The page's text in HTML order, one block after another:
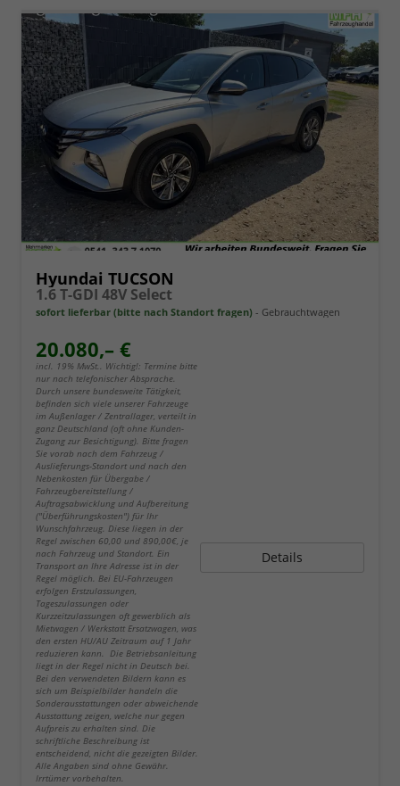
Hyundai TUCSON
1.6 T-GDI 48V Select
sofort lieferbar (bitte nach Standort fragen) Gebrauchtwagen
20.080,– €
incl. 19% MwSt.. Wichtig!: Termine bitte
nur nach telefonischer Absprache.
Durch unsere bundesweite Tätigkeit,
befinden sich viele unserer Fahrzeuge
im Außenlager / Zentrallager, verteilt in
ganz Deutschland (oft ohne Kunden-
Zugang zur Besichtigung). Bitte fragen
Sie vorab nach dem Fahrzeug /
Auslieferungs-Standort und nach den
Nebenkosten für Übergabe /
Fahrzeugbereitstellung /
Auftragsabwicklung und Aufbereitung
("Überführungskosten") für Ihr
Wunschfahrzeug. Diese liegen in der
Regel zwischen 60,00 und 890,00€, je
nach Fahrzeug und Standort. Ein
Transport an Ihre Adresse ist in der
Regel möglich. Bei EU-Fahrzeugen
erfolgen Erstzulassungen,
Tageszulassungen oder
Kurzzeitzulassungen oft gewerblich als
Mietwagen / Werkstatt Ersatzwagen, was
den ersten HU/AU Zeitraum auf 1 Jahr
reduzieren kann. Die Betriebsanleitung
liegt in der Regel nicht in Deutsch bei.
Bei den verwendeten Bildern kann es
sich um Beispielbilder handeln die
Sonderausstattungen oder abweichende
Ausstattung zeigen, welche nur gegen
Aufpreis zu erhalten sind. Die
schriftliche Beschreibung ist
entscheidend, nicht die gezeigten Bilder.
Alle Angaben sind ohne Gewähr.
Irrtümer vorbehalten.
Details